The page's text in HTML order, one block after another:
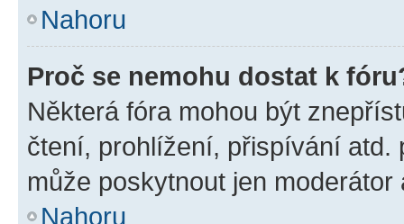
Nahoru
Proč se nemohu dostat k
Některá fóra mohou být
čtení, prohlížení, přispívání atd.
může poskytnout jen
Nahoru